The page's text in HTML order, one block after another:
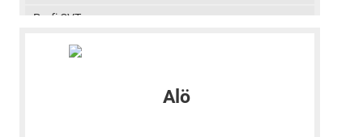
Profi CVT